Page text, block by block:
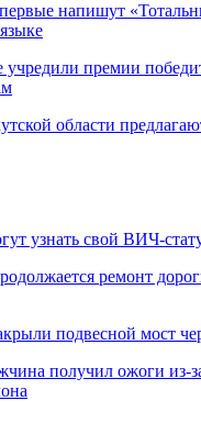
напишут
учредили премии
области
узнать свой ВИЧ-
ремонт
подвесной мост
получил ожоги из-